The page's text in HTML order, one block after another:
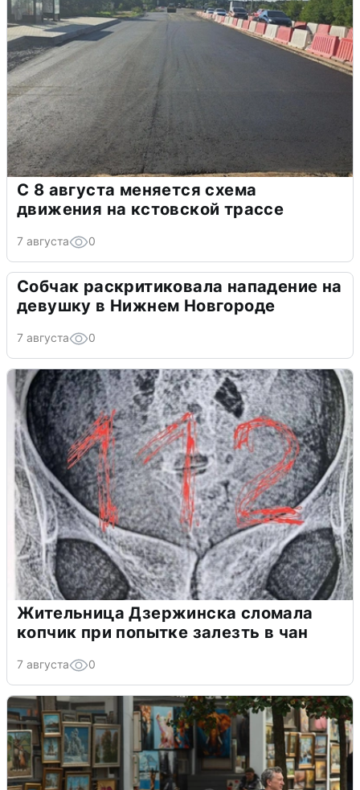
С 8 августа меняется схема
движения на кстовской трассе
7 августа 0
Собчак раскритиковала нападение на
девушку в Нижнем Новгороде
7 августа 0
Жительница Дзержинска сломала
копчик при попытке залезть в чан
7 августа 0